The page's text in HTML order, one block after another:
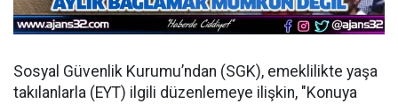
Sosyal Güvenlik Kurumu’ndan (SGK), emeklilikte yaşa
takılanlarla (EYT) ilgili düzenlemeye ilişkin, "Konuya